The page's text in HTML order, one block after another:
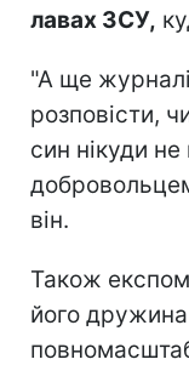
лавах ЗСУ,
"А ще
розповісти,
син нікуди не
він.
Також
його дружина